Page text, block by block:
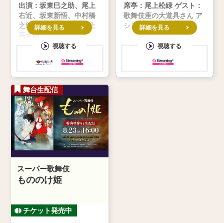
出演：坂東巳之助、尾上
右近、坂東新悟、中村橋
之助、市川染五郎、尾上
辰之助
詳細を見る
視聴する
席亭：尾上松緑 ゲスト：
歌舞伎座の大道具さん ア
シスタント：坂東亀蔵
詳細を見る
視聴する
舞台生配信
スーパー歌舞伎
もののけ姫